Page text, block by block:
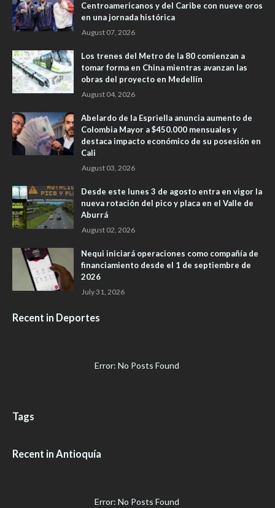
Centroamericanos y del Caribe con nueve oros
en una jornada histórica
August 07, 2026
Los trenes del Metro de la 80 comienzan a
tomar forma en China mientras avanzan las
obras del proyecto en Medellín
August 04, 2026
Abelardo de la Espriella anuncia aumento de
Colombia Mayor a $450.000 mensuales y
destaca impacto económico de su posesión en
Cali
August 03, 2026
Desde este lunes 3 de agosto entra en vigor la
nueva rotación del pico y placa en el Valle de
Aburrá
August 02, 2026
Nequi iniciará operaciones como compañía de
financiamiento desde el 1 de septiembre de
2026
July 31, 2026
Recent in Deportes
Error: No Posts Found
Tags
Recent in Antioquía
Error: No Posts Found